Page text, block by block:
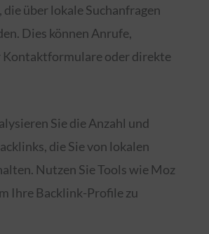
über lokale Suchanfragen
Dies können Anrufe,
Kontaktformulare oder direkte
Sie die Anzahl und
die Sie von lokalen
Nutzen Sie Tools wie Moz
Ihre Backlink-Profile zu